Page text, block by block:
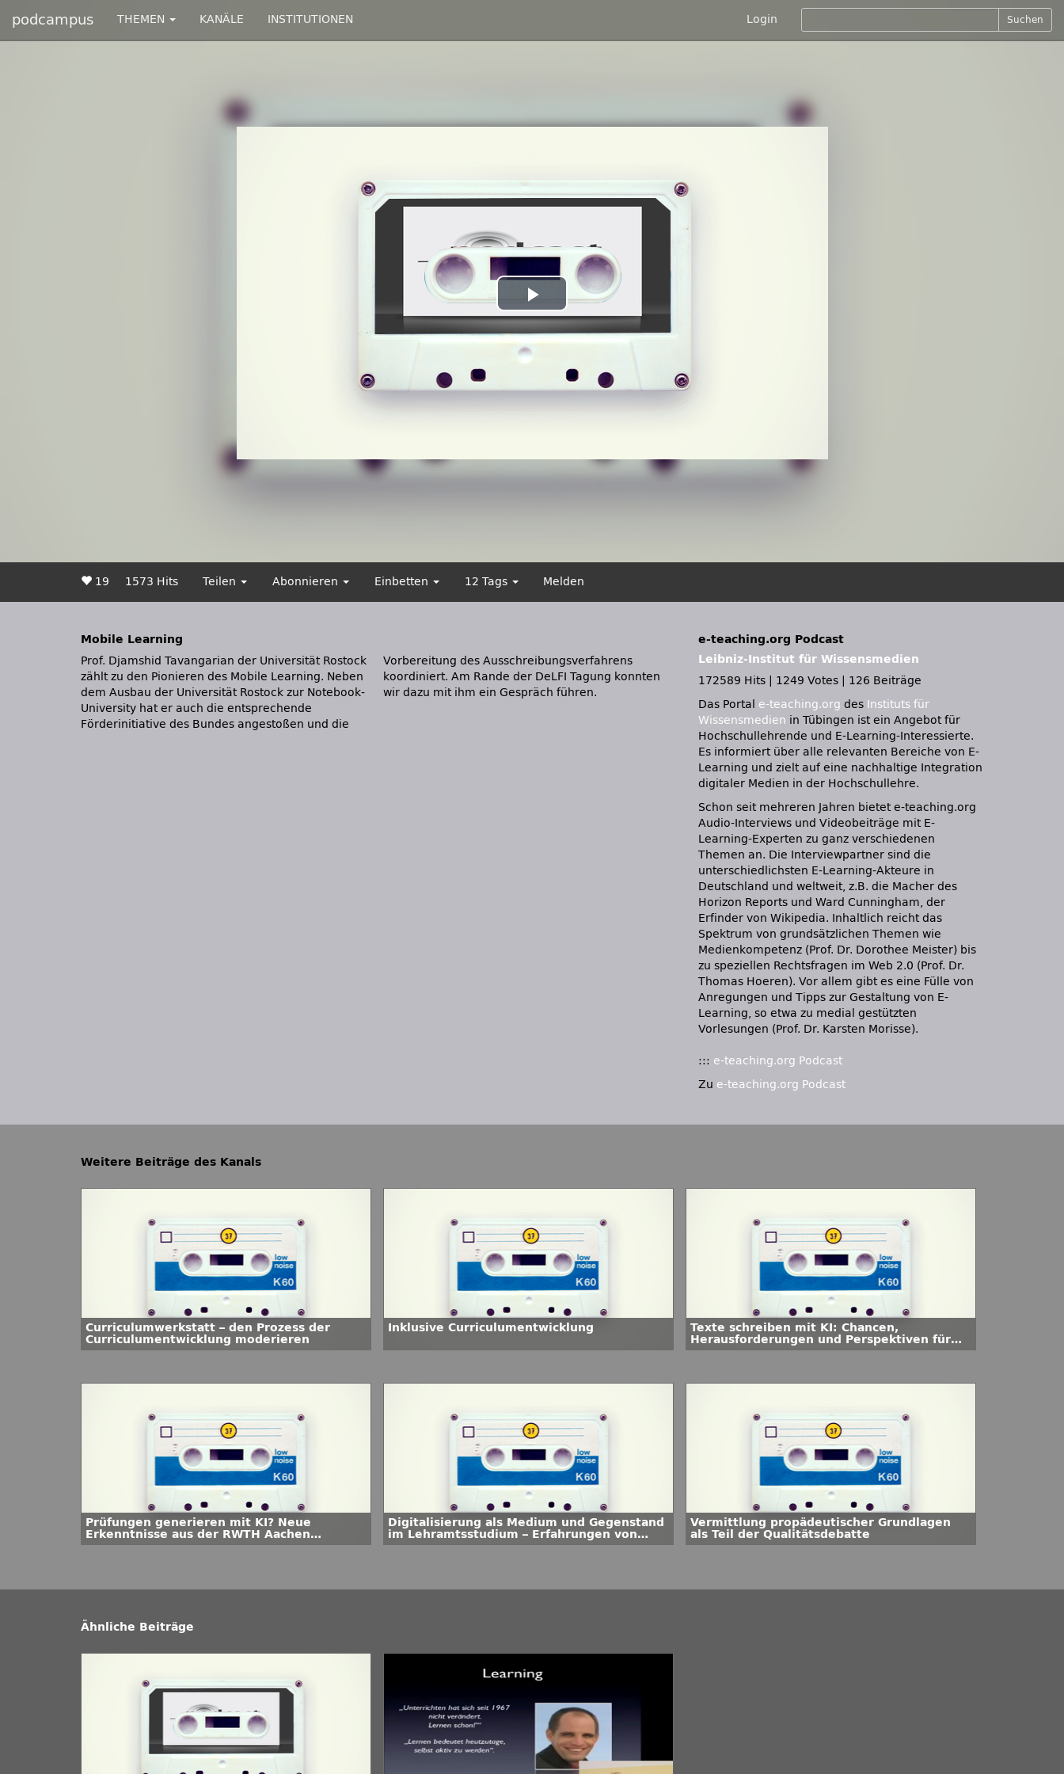
podcampus THEMEN KANÄLE INSTITUTIONEN Login Suchen
Play
Video
19 1573 Hits Teilen Abonnieren Einbetten 12 Tags Melden
Mobile Learning
Prof. Djamshid Tavangarian der Universität Rostock
zählt zu den Pionieren des Mobile Learning. Neben
dem Ausbau der Universität Rostock zur Notebook-
University hat er auch die entsprechende
Förderinitiative des Bundes angestoßen und die
Vorbereitung des Ausschreibungsverfahrens
koordiniert. Am Rande der DeLFI Tagung konnten
wir dazu mit ihm ein Gespräch führen.
e-teaching.org Podcast
Leibniz-Institut für Wissensmedien
172589 Hits
1249 Votes
126 Beiträge
Das Portal e-teaching.org des Instituts für
Wissensmedien in Tübingen ist ein Angebot für
Hochschullehrende und E-Learning-Interessierte.
Es informiert über alle relevanten Bereiche von E-
Learning und zielt auf eine nachhaltige Integration
digitaler Medien in der Hochschullehre.
Schon seit mehreren Jahren bietet e-teaching.org
Audio-Interviews und Videobeiträge mit E-
Learning-Experten zu ganz verschiedenen
Themen an. Die Interviewpartner sind die
unterschiedlichsten E-Learning-Akteure in
Deutschland und weltweit, z.B. die Macher des
Horizon Reports und Ward Cunningham, der
Erfinder von Wikipedia. Inhaltlich reicht das
Spektrum von grundsätzlichen Themen wie
Medienkompetenz (Prof. Dr. Dorothee Meister) bis
zu speziellen Rechtsfragen im Web 2.0 (Prof. Dr.
Thomas Hoeren). Vor allem gibt es eine Fülle von
Anregungen und Tipps zur Gestaltung von E-
Learning, so etwa zu medial gestützten
Vorlesungen (Prof. Dr. Karsten Morisse).
::: e-teaching.org Podcast
Zu e-teaching.org Podcast
Weitere Beiträge des Kanals
Curriculumwerkstatt – den Prozess der
Curriculumentwicklung moderieren
Inklusive Curriculumentwicklung
Texte schreiben mit KI: Chancen,
Herausforderungen und Perspektiven für
die Hochschullehre
Prüfungen generieren mit KI? Neue
Erkenntnisse aus der RWTH Aachen
University
Digitalisierung als Medium und Gegenstand
im Lehramtsstudium – Erfahrungen von
Studierenden
Vermittlung propädeutischer Grundlagen
als Teil der Qualitätsdebatte
Ähnliche Beiträge